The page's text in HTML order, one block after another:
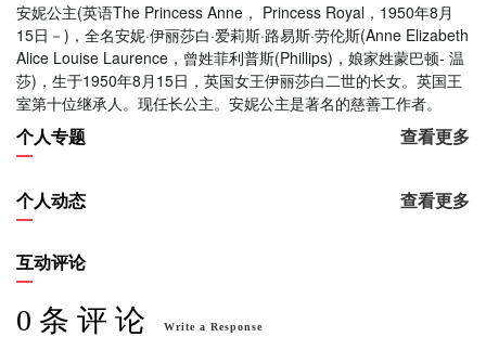
安妮公主(英语The Princess Anne， Princess Royal，1950年8月
15日－)，全名安妮·伊丽莎白·爱莉斯·路易斯·劳伦斯(Anne Elizabeth
Alice Louise Laurence，曾姓菲利普斯(Phillips)，娘家姓蒙巴顿- 温
莎)，生于1950年8月15日，英国女王伊丽莎白二世的长女。英国王
室第十位继承人。现任长公主。安妮公主是著名的慈善工作者。
个人专题 查看更多
个人动态 查看更多
互动评论
0 条 评 论 Write a Response